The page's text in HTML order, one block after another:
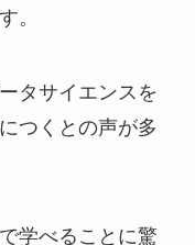
。
タサイエンスを
つくとの声が多
学べることに驚